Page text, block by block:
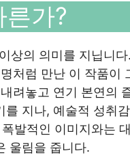
가?
상의 의미를 지닙니
처럼 만난 이 작품이
려놓고 연기 본연의
지나, 예술적 성취
발적인 이미지와는
울림을 줍니다.